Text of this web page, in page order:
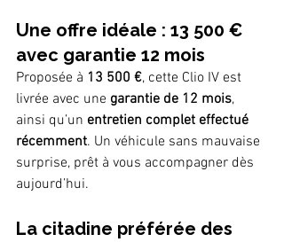
Une offre idéale : 13 500 €
avec garantie 12 mois
Proposée à 13 500 €, cette Clio IV est
livrée avec une garantie de 12 mois,
ainsi qu’un entretien complet effectué
récemment. Un véhicule sans mauvaise
surprise, prêt à vous accompagner dès
aujourd’hui.
La citadine préférée des